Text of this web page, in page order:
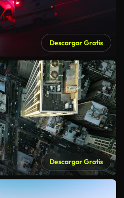
Descargar Gratis
Descargar Gratis